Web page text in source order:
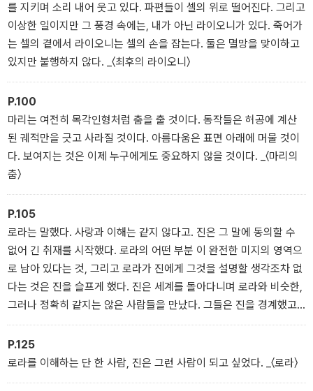
보여주며, “다른 존재에 대한 불완전하지만 무의미하지는 않은 이해
로 우리를 이끈다.”(《사이보그가 되다》) 사랑하지만 이해할 수 없고
이해할 수 없지만 사랑하는 심정을 설득력 있게 이야기하는 김초엽의
소설 세계는 여전히 건재하다.
《방금 떠나온 세계》 특별 에디션 표지는 특유의 신비롭고 아름다운
색감과 분위기로 주목받은 이지혜 작가가 일러스트를 맡았다. 기존
표지는〈로라〉를 콘셉트로 만들었다면, 이번에는 〈오래된 협약〉의 주인
공인 벨라타 행성의 사제와 오브, 행성을 떠나는 탐사선, 드넓은 우주
의 모습을 그려 넣었다. 초판과는 또 다른 아름다움으로 기존 독자뿐
를 지키며 소리 내어 웃고 있다. 파편들이 셀의 위로 떨어진다. 그리고
이상한 일이지만 그 풍경 속에는, 내가 아닌 라이오니가 있다. 죽어가
는 셀의 곁에서 라이오니는 셀의 손을 잡는다. 둘은 멸망을 맞이하고
있지만 불행하지 않다. _〈최후의 라이오니〉
P.100
마리는 여전히 목각인형처럼 춤을 출 것이다. 동작들은 허공에 계산
된 궤적만을 긋고 사라질 것이다. 아름다움은 표면 아래에 머물 것이
다. 보여지는 것은 이제 누구에게도 중요하지 않을 것이다. _〈마리의
춤〉
P.105
로라는 말했다. 사랑과 이해는 같지 않다고. 진은 그 말에 동의할 수
없어 긴 취재를 시작했다. 로라의 어떤 부분 이 완전한 미지의 영역으
로 남아 있다는 것, 그리고 로라가 진에게 그것을 설명할 생각조차 없
다는 것은 진을 슬프게 했다. 진은 세계를 돌아다니며 로라와 비슷한,
그러나 정확히 같지는 않은 사람들을 만났다. 그들은 진을 경계했고,
때로는 반겼고, 가끔은 거부했지만, 진은 그들에게서 각자 다른 진실
한 내면 일부를 발견했다. 그래서 한순간 진은 자신이 로라를 거의 이
해했다고, 로라의 복잡한 내면에 거의 가 닿았다고 생각한 적도 있었
P.125
로라를 이해하는 단 한 사람, 진은 그런 사람이 되고 싶었다. _〈로라〉